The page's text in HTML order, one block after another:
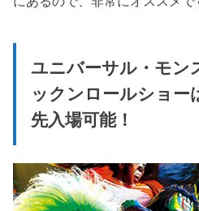
ユニバーサル・モン
ックンロールショー
先入場可能！